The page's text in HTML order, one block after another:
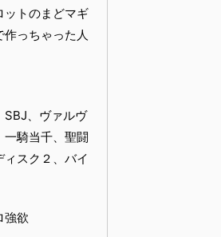
ットのまどマギ
っちゃった人
SBJ、ヴァルヴ
一騎当千、聖闘
スク２、バイ
強欲